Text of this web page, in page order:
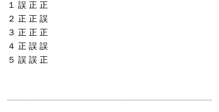
１ 誤 正 正
２ 正 正 誤
３ 正 正 正
４ 正 誤 誤
５ 誤 誤 正